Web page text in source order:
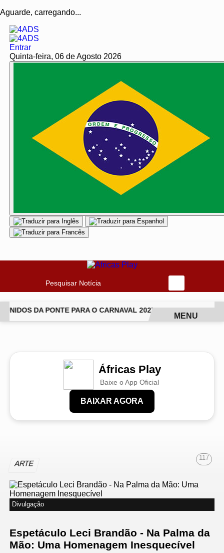
Aguarde, carregando...
Entrar
Quinta-feira, 06 de Agosto 2026
Pesquisar Notícia
DA PONTE PARA O CARNAVAL 2027 CANTORA
MENU
Áfricas Play
Baixe o App Oficial
BAIXAR AGORA
ARTE
117
Divulgação
Espetáculo Leci Brandão - Na Palma da
Mão: Uma Homenagem Inesquecível